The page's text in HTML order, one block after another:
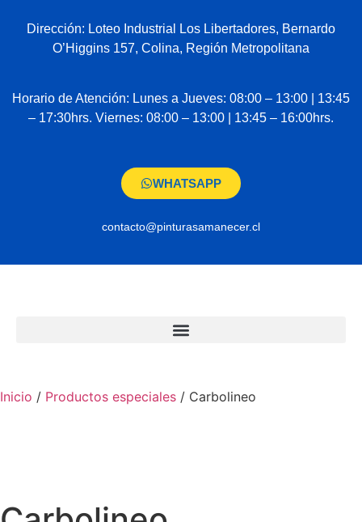
Dirección: Loteo Industrial Los Libertadores, Bernardo
O’Higgins 157, Colina, Región Metropolitana
Horario de Atención: Lunes a Jueves: 08:00 – 13:00 | 13:45
– 17:30hrs. Viernes: 08:00 – 13:00 | 13:45 – 16:00hrs.
WHATSAPP
contacto@pinturasamanecer.cl
Inicio / Productos especiales / Carbolineo